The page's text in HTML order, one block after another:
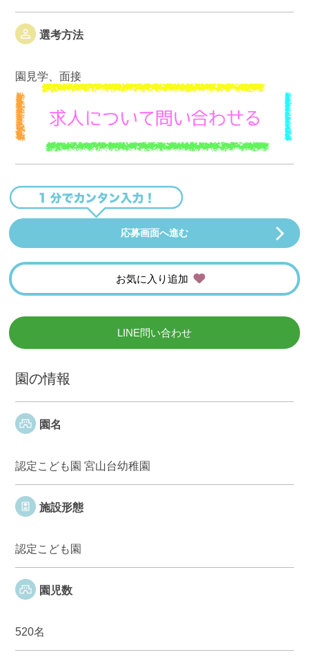
選考方法
園見学、面接
応募画面へ進む
お気に入り追加
LINE問い合わせ
園の情報
園名
認定こども園 宮山台幼稚園
施設形態
認定こども園
園児数
520名